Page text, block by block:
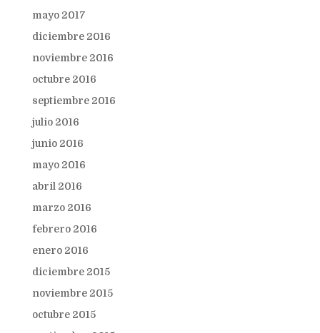
mayo 2017
diciembre 2016
noviembre 2016
octubre 2016
septiembre 2016
julio 2016
junio 2016
mayo 2016
abril 2016
marzo 2016
febrero 2016
enero 2016
diciembre 2015
noviembre 2015
octubre 2015